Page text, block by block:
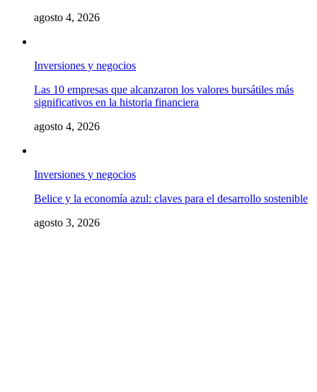
agosto 4, 2026
Inversiones y negocios
Las 10 empresas que alcanzaron los valores bursátiles más
significativos en la historia financiera
agosto 4, 2026
Inversiones y negocios
Belice y la economía azul: claves para el desarrollo sostenible
agosto 3, 2026